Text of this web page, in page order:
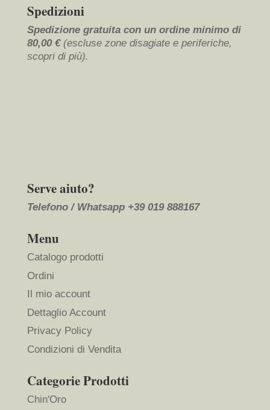
Spedizioni
Spedizione gratuita con un ordine minimo di
80,00 € (escluse zone disagiate e periferiche,
scopri di più).
Serve aiuto?
Telefono / Whatsapp +39 019 888167
Menu
Catalogo prodotti
Ordini
Il mio account
Dettaglio Account
Privacy Policy
Condizioni di Vendita
Categorie Prodotti
Chin'Oro